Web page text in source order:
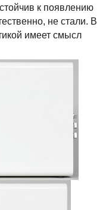
к появлению
не стали. В
имеет смысл